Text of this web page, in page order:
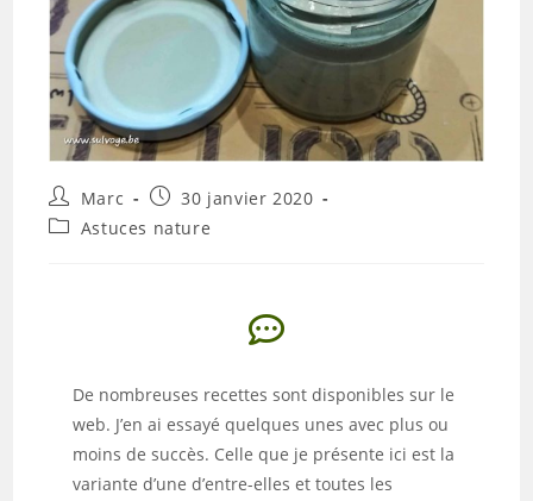
Marc
30 janvier 2020
Astuces nature
De nombreuses recettes sont disponibles sur le
web. J’en ai essayé quelques unes avec plus ou
moins de succès. Celle que je présente ici est la
variante d’une d’entre-elles et toutes les